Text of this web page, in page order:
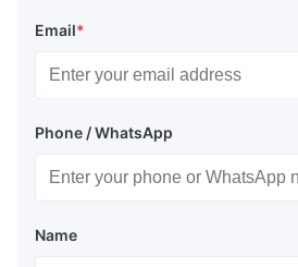
Email*
Phone / WhatsApp
Name